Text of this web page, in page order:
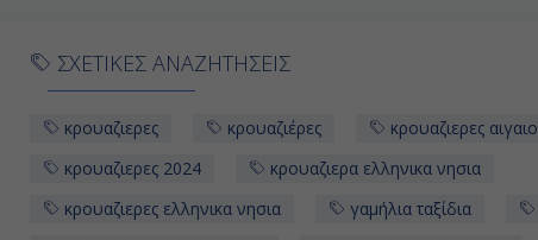
ΣΧΕΤΙΚΕΣ ΑΝΑΖΗΤΗΣΕΙΣ
κρουαζιερες κρουαζιέρες
κρουαζιερες αιγαιο
κρουαζιερες 2024
κρουαζιερα ελληνικα νησια
κρουαζιερες ελληνικα νησια
γαμήλια ταξίδια